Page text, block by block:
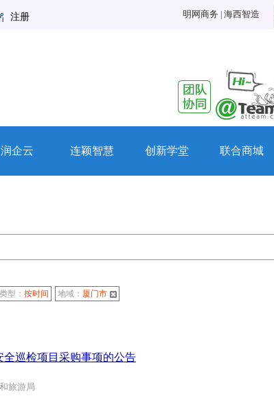
注册 明网商务 海西智造
润企云 连颖智慧 创新学堂 联合商城
型：按时间 地域： 厦门市
巡检项目采购事项的公告
旅游局